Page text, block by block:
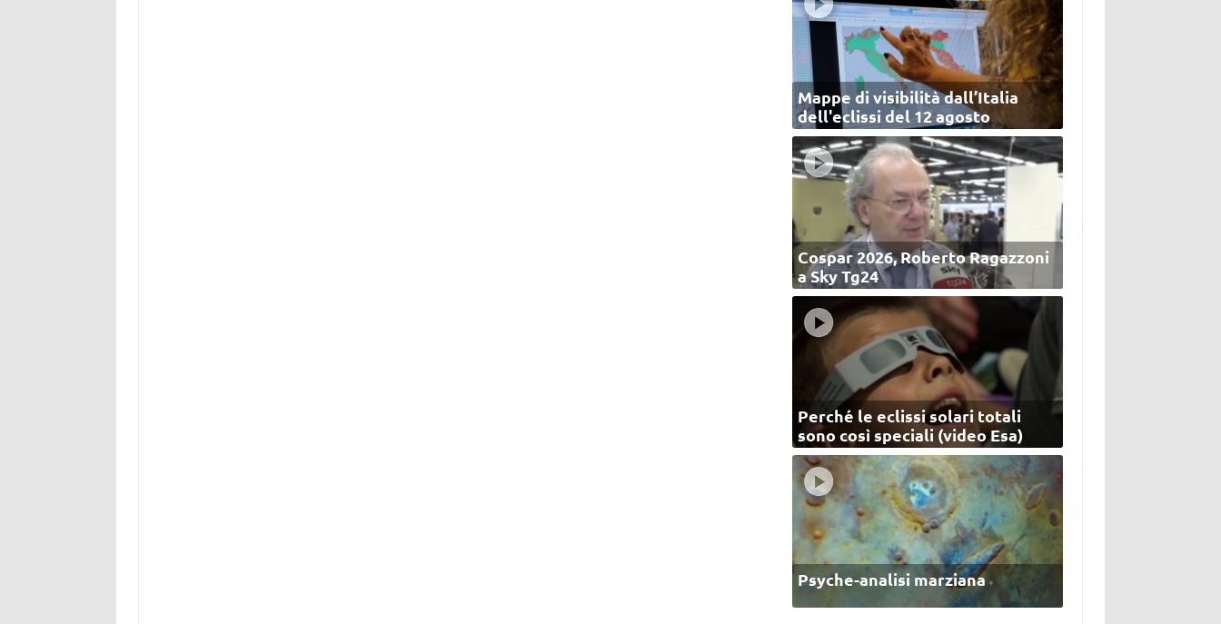
Mappe di visibilità dall’Italia
dell'eclissi del 12 agosto
Cospar 2026, Roberto Ragazzoni
a Sky Tg24
Perché le eclissi solari totali
sono così speciali (video Esa)
Psyche-analisi marziana